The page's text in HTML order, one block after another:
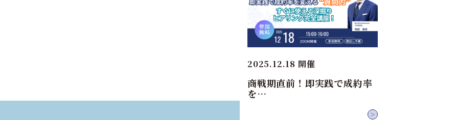
2025.12.18 開催
商戦期直前！即実践で成約率
を…
＞